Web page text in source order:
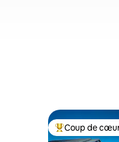
Coups de cœur
Coup de